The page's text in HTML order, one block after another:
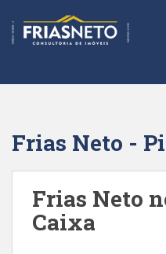
t
Frias Neto -
Frias Neto
Caixa